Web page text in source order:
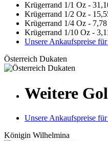
Krügerrand 1/1 Oz -
Krügerrand 1/2 Oz -
Krügerrand 1/4 Oz -
Krügerrand 1/10 Oz -
Unsere Ankaufspreise
Österreich Dukaten
Weitere
Unsere Ankaufspreise
Königin Wilhelmina